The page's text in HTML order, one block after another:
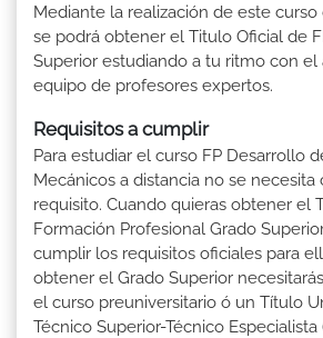
Mediante la realización de este curso
se podrá obtener el Titulo Oficial de
Superior estudiando a tu ritmo con el
equipo de profesores expertos.
Requisitos a cumplir
Para estudiar el curso FP Desarrollo
Mecánicos a distancia no se
requisito. Cuando quieras obtener el
Formación Profesional Grado
cumplir los requisitos oficiales para
obtener el Grado Superior
el curso preuniversitario ó un Título
Técnico Superior-Técnico